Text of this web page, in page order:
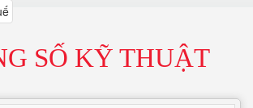
SỐ KỸ THUẬT